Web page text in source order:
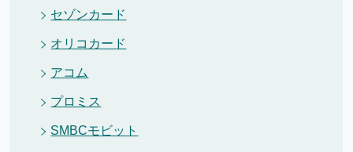
セゾンカード
オリコカード
アコム
プロミス
SMBCモビット